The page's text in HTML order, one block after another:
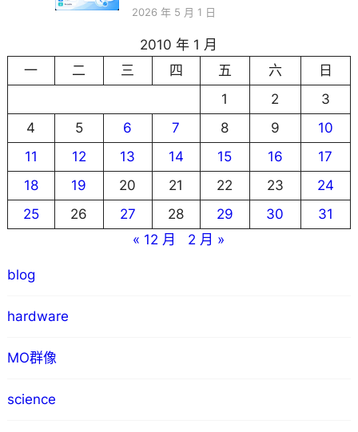
2026 年 5 月 1 日
2010 年 1 月
一
二 三 四 五 六
日
1
2
3
4
5 6 7 8 9
10
11
12 13 14 15 16
17
18
19 20 21 22 23
24
25
26 27 28 29 30
31
« 12 月
2 月 »
blog
hardware
MO群像
science